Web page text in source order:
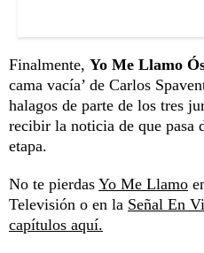
Finalmente, Yo Me Llamo
cama vacía’ de Carlos
halagos de parte de los tres
recibir la noticia de que pasa
etapa.
No te pierdas Yo Me Llamo
Televisión o en la Señal En
capítulos aquí.